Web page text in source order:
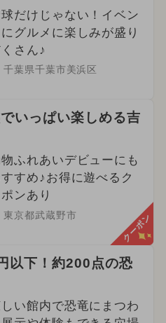
だけじゃない！イベン
にグルメに楽しみが盛り
さん♪
千葉県千葉市美浜区
いっぱい楽しめる吉
ふれあいデビューにも
すめ♪お得に遊べるク
ンあり
東京都武蔵野市 クーポン
以下！約200点の恐
い館内で恐竜にまつわ